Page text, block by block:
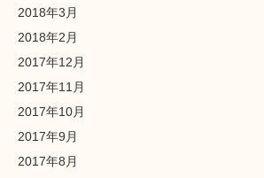
2018年3月
2018年2月
2017年12月
2017年11月
2017年10月
2017年9月
2017年8月